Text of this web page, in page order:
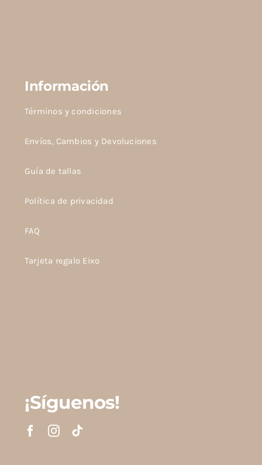
Información
Términos y condiciones
Envíos, Cambios y Devoluciones
Guía de tallas
Política de privacidad
FAQ
Tarjeta regalo Eixo
¡Síguenos!